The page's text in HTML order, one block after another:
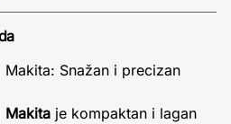
Makita: Snažan i precizan
Makita je kompaktan i lagan